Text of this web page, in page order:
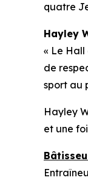
quatre
Hayley
« Le Hall
de
sport au
Hayley
et une